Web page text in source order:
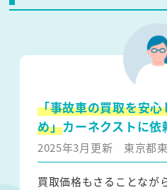
「事故車の買取を安
め」カーネクストに依
2025年3月更新 東京都
買取価格もさることなが